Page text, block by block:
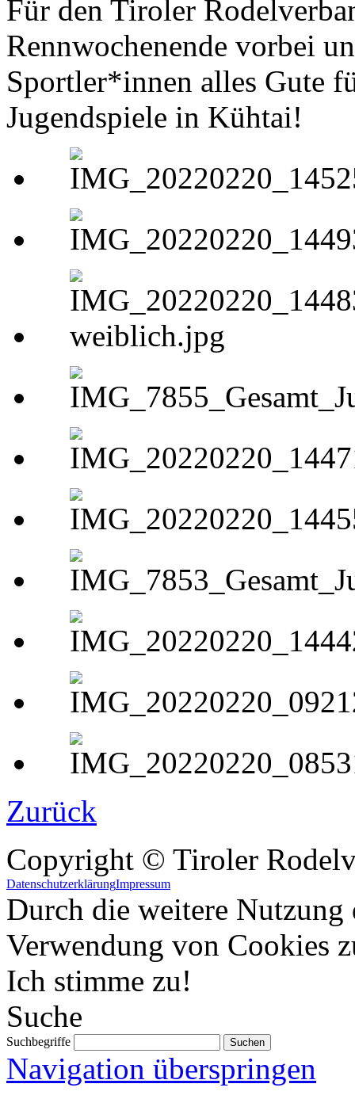
Für den Tiroler
Rennwochenende vorbei
Sportler*innen alles Gute
Jugendspiele in Kühtai!
Zurück
Copyright © Tiroler
DatenschutzerklärungImpressum
Durch die weitere Nutzung
Verwendung von Cookies
Ich stimme zu!
Suche
Suchbegriffe
Navigation überspringen